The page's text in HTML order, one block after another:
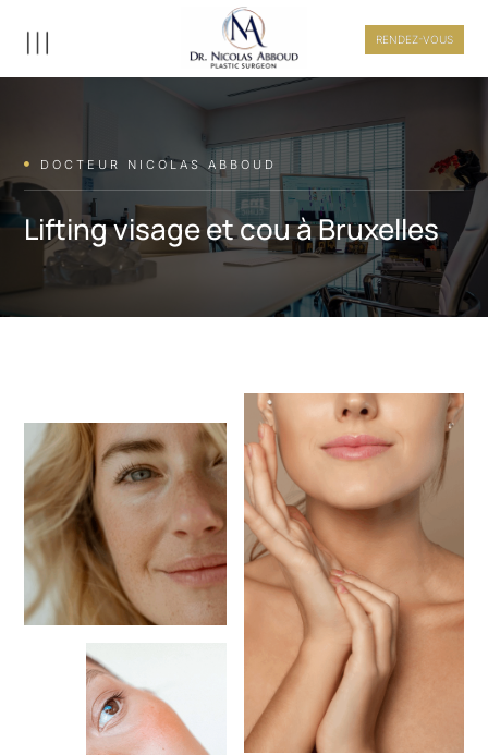
RENDEZ-VOUS
 DOCTEUR NICOLAS ABBOUD
Lifting visage et cou à Bruxelles